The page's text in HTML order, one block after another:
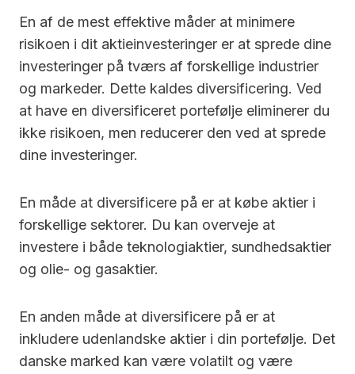
En af de mest effektive måder at minimere
risikoen i dit aktieinvesteringer er at sprede dine
investeringer på tværs af forskellige industrier
og markeder. Dette kaldes diversificering. Ved
at have en diversificeret portefølje eliminerer du
ikke risikoen, men reducerer den ved at sprede
dine investeringer.
En måde at diversificere på er at købe aktier i
forskellige sektorer. Du kan overveje at
investere i både teknologiaktier, sundhedsaktier
og olie- og gasaktier.
En anden måde at diversificere på er at
inkludere udenlandske aktier i din portefølje. Det
danske marked kan være volatilt og være